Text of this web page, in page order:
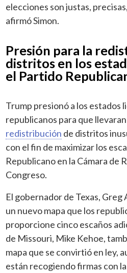
elecciones son justas,
afirmó Simon.
Presión para la
distritos en los
el Partido
Trump presionó a los estados
republicanos para que
redistribución de distritos
con el fin de maximizar los
Republicano en la Cámara de
Congreso.
El gobernador de Texas,
un nuevo mapa que los
proporcione cinco escaños
de Missouri, Mike Kehoe,
mapa que se convirtió en ley,
están recogiendo firmas con